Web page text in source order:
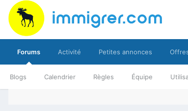
Forums
Blogs Calendrier Règles Équipe
Activité Petites annonces